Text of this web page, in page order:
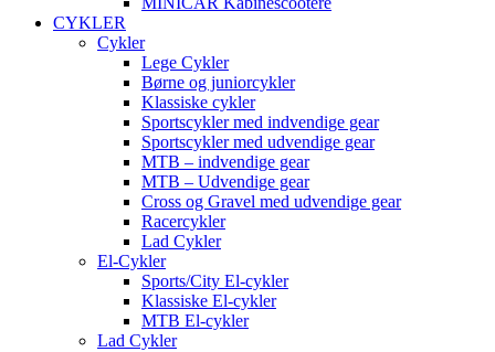
CYKLER
Cykler
Lege Cykler
Børne og juniorcykler
Klassiske cykler
Sportscykler med indvendige gear
Sportscykler med udvendige gear
MTB – indvendige gear
MTB – Udvendige gear
Cross og Gravel med udvendige gear
Racercykler
Lad Cykler
El-Cykler
Sports/City El-cykler
Klassiske El-cykler
MTB El-cykler
Lad Cykler